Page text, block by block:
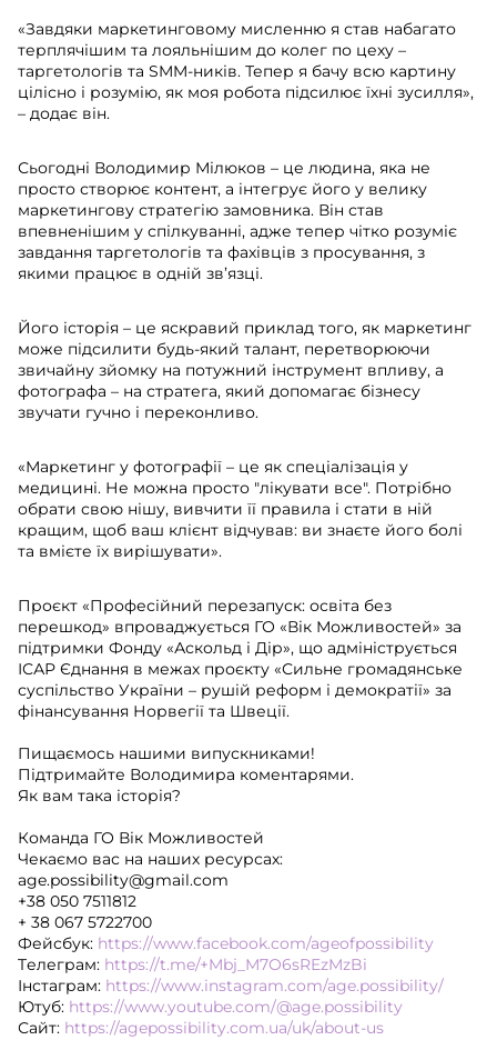
«Завдяки маркетинговому мисленню я став набагато
терплячішим та лояльнішим до колег по цеху –
таргетологів та SMM-ників. Тепер я бачу всю картину
цілісно і розумію, як моя робота підсилює їхні зусилля»,
– додає він.
Сьогодні Володимир Мілюков – це людина, яка не
просто створює контент, а інтегрує його у велику
маркетингову стратегію замовника. Він став
впевненішим у спілкуванні, адже тепер чітко розуміє
завдання таргетологів та фахівців з просування, з
якими працює в одній зв’язці.
Його історія – це яскравий приклад того, як маркетинг
може підсилити будь-який талант, перетворюючи
звичайну зйомку на потужний інструмент впливу, а
фотографа – на стратега, який допомагає бізнесу
звучати гучно і переконливо.
«Маркетинг у фотографії – це як спеціалізація у
медицині. Не можна просто "лікувати все". Потрібно
обрати свою нішу, вивчити її правила і стати в ній
кращим, щоб ваш клієнт відчував: ви знаєте його болі
та вмієте їх вирішувати».
Проєкт «Професійний перезапуск: освіта без
перешкод» впроваджується ГО «Вік Можливостей» за
підтримки Фонду «Аскольд і Дір», що адмініструється
ІСАР Єднання в межах проєкту «Сильне громадянське
суспільство України – рушій реформ і демократії» за
фінансування Норвегії та Швеції.
Пищаємось нашими випускниками!
Підтримайте Володимира коментарями.
Як вам така історія?
Команда ГО Вік Можливостей
Чекаємо вас на наших ресурсах:
age.possibility@gmail.com
+38 050 7511812
+ 38 067 5722700
Фейсбук: https://www.facebook.com/ageofpossibility
Tелеграм: https://t.me/+Mbj_M7O6sREzMzBi
Інстаграм: https://www.instagram.com/age.possibility/
Ютуб: https://www.youtube.com/@age.possibility
Сайт: https://agepossibility.com.ua/uk/about-us